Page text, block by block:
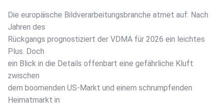
Die europäische Bildverarbeitungsbranche atmet auf: Nach
Jahren des
Rückgangs prognostiziert der VDMA für 2026 ein leichtes
Plus. Doch
ein Blick in die Details offenbart eine gefährliche Kluft
zwischen
dem boomenden US-Markt und einem schrumpfenden
Heimatmarkt in